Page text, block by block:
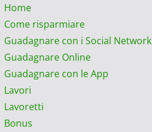
Menu
principale
Home
Come risparmiare
Guadagnare con i Social Network
Guadagnare Online
Guadagnare con le App
Lavori
Lavoretti
Bonus